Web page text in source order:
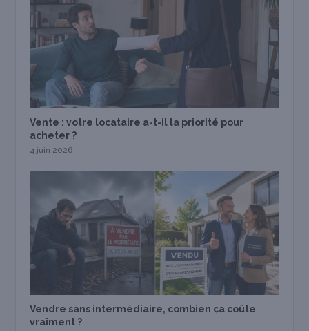
Vente : votre locataire a-t-il la priorité pour
acheter ?
4 juin 2026
Vendre sans intermédiaire, combien ça coûte
vraiment ?